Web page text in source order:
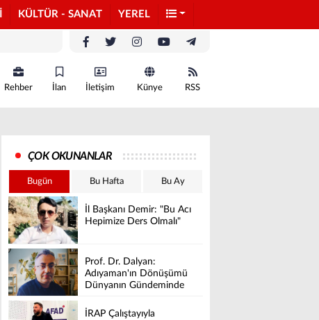
KÜLTÜR - SANAT YEREL
Rehber İlan İletişim Künye RSS
ÇOK OKUNANLAR
Bugün Bu Hafta Bu Ay
İl Başkanı Demir: "Bu Acı
Hepimize Ders Olmalı"
Prof. Dr. Dalyan:
Adıyaman'ın Dönüşümü
Dünyanın Gündeminde
İRAP Çalıştayıyla